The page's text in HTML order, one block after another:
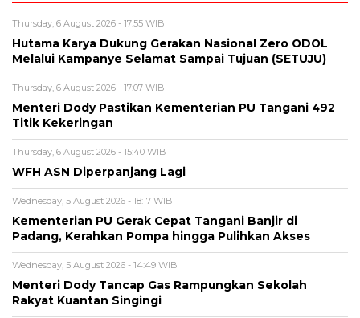
Thursday, 6 August 2026 - 17:55 WIB
Hutama Karya Dukung Gerakan Nasional Zero ODOL
Melalui Kampanye Selamat Sampai Tujuan (SETUJU)
Thursday, 6 August 2026 - 17:07 WIB
Menteri Dody Pastikan Kementerian PU Tangani 492
Titik Kekeringan
Thursday, 6 August 2026 - 15:40 WIB
WFH ASN Diperpanjang Lagi
Wednesday, 5 August 2026 - 18:17 WIB
Kementerian PU Gerak Cepat Tangani Banjir di
Padang, Kerahkan Pompa hingga Pulihkan Akses
Wednesday, 5 August 2026 - 14:49 WIB
Menteri Dody Tancap Gas Rampungkan Sekolah
Rakyat Kuantan Singingi